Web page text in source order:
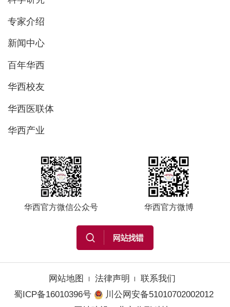
专家介绍
新闻中心
百年华西
华西校友
华西医联体
华西产业
华西官方微信公众号 华西官方微博
网站地图 法律声明
联系我们
蜀ICP备16010396号
川公网安备51010702002012